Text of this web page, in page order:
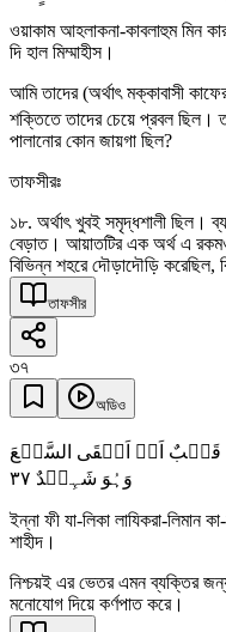
ওয়াকাম আহলাকনা-কাবলাহুম মিন
দি হাল মিম্মাহীস।
আমি তাদের (অর্থাৎ মক্কাবাসী
শক্তিতে তাদের চেয়ে প্রবল ছিল।
পালানোর কোন জায়গা ছিল?
তাফসীরঃ
১৮. অর্থাৎ খুবই সমৃদ্ধশালী ছিল।
বেড়াত। আয়াতটির এক অর্থ এ রকমও
বিভিন্ন শহরে দৌড়াদৌড়ি করেছিল,
তাফসীর
৩৭
অডিও
قَلۡبٌ اَوۡ اَلۡقَی السَّمۡعَ
وَہُوَ شَہِیۡدٌ ٣٧
ইন্না ফী যা-লিকা লাযিকরা-
শাহীদ।
নিশ্চয়ই এর ভেতর এমন ব্যক্তির
মনোযোগ দিয়ে কর্ণপাত করে।